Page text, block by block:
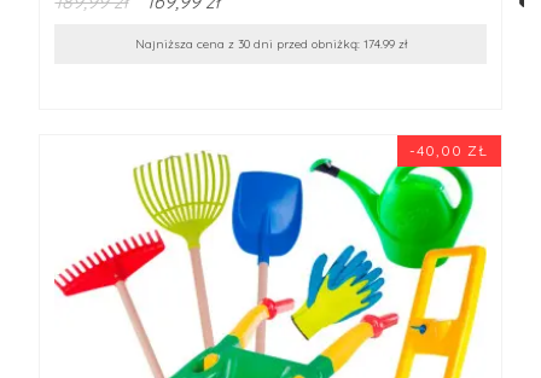
Najniższa cena z 30 dni przed obniżką: 174.99 zł
-40,00 ZŁ